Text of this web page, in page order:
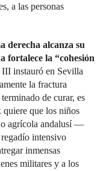
a las personas
derecha alcanza su
fortalece la “cohesión
instauró en Sevilla
la fractura
de curar, es
que los niños
agrícola andalusí —
intensivo
inmensas
militares y a los